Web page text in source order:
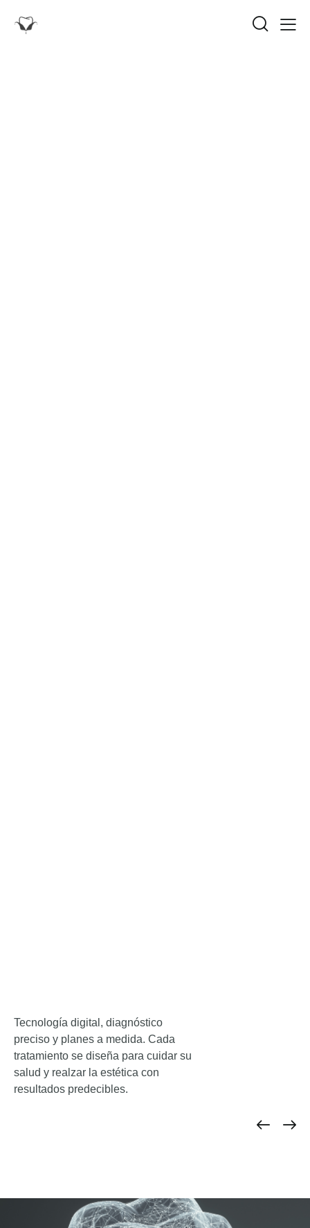
Tecnología digital, diagnóstico
preciso y planes a medida. Cada
tratamiento se diseña para cuidar su
salud y realzar la estética con
resultados predecibles.